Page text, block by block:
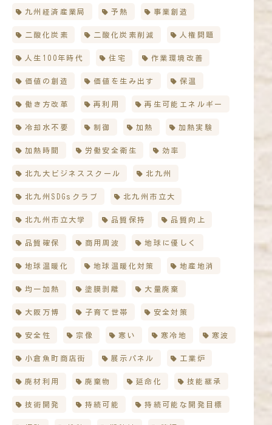
九州経済産業局 予熱 事業創造
二酸化炭素 二酸化炭素削減 人権問題
人生100年時代 住宅 作業環境改善
価値の創造 価値を生み出す 保温
働き方改革 再利用 再生可能エネルギー
冷却水不要 制御 加熱 加熱実験
加熱時間 労働安全衛生 効率
北九大ビジネススクール 北九州
北九州SDGsクラブ 北九州市立大
北九州市立大学 品質保持 品質向上
品質確保 商用周波 地球に優しく
地球温暖化 地球温暖化対策 地産地消
均一加熱 塗膜剥離 大量廃棄
大阪万博 子育て世帯 安全対策
安全性 宗像 寒い 寒冷地 寒波
小倉魚町商店街 展示パネル 工業炉
廃材利用 廃棄物 延命化 技能継承
技術開発 持続可能 持続可能な開発目標